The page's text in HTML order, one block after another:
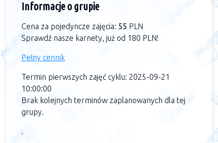
Informacje o grupie
Cena za pojedyncze zajęcia: 55 PLN
Sprawdź nasze karnety, już od 180 PLN!
Pełny cennik
Termin pierwszych zajęć cyklu: 2025-09-21
10:00:00
Brak kolejnych terminów zaplanowanych dla tej
grupy.
.